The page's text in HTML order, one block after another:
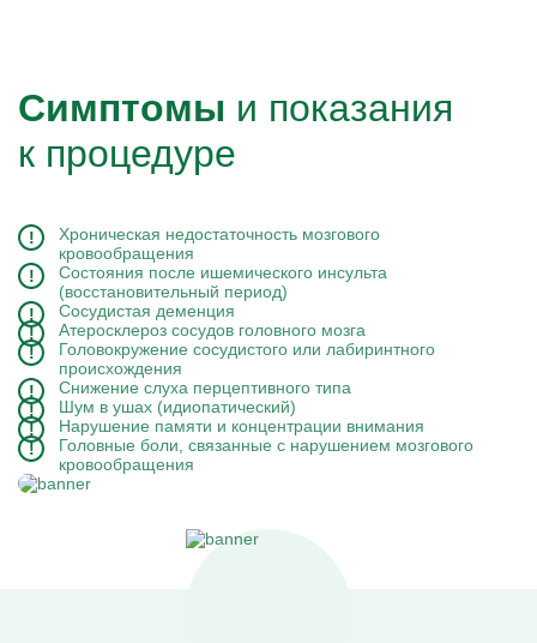
Симптомы и показания
к процедуре
Хроническая недостаточность мозгового
кровообращения
Состояния после ишемического инсульта
(восстановительный период)
Сосудистая деменция
Атеросклероз сосудов головного мозга
Головокружение сосудистого или лабиринтного
происхождения
Снижение слуха перцептивного типа
Шум в ушах (идиопатический)
Нарушение памяти и концентрации внимания
Головные боли, связанные с нарушением мозгового
кровообращения